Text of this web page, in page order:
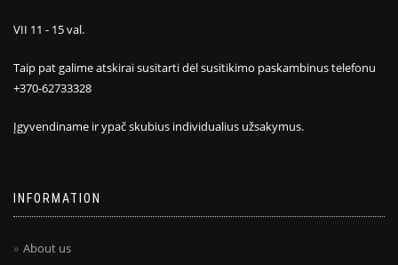
VII 11 - 15 val.
Taip pat galime atskirai susitarti dėl susitikimo paskambinus telefonu
+370-62733328
Įgyvendiname ir ypač skubius individualius užsakymus.
INFORMATION
About us